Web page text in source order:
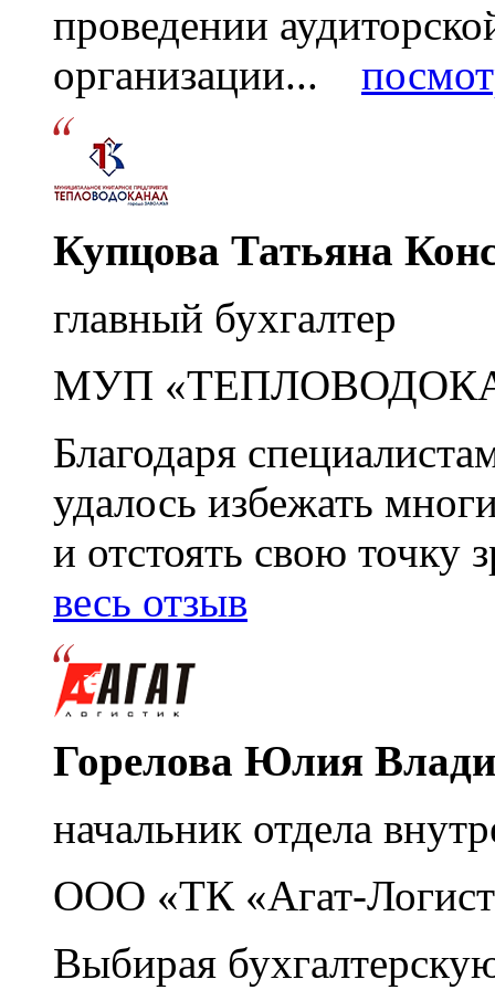
проведении
организации...
Купцова Татьяна
главный бухгалтер
МУП
Благодаря
удалось избежать
и отстоять свою
весь отзыв
Горелова Юлия
начальник отдела
ООО «ТК «Агат-
Выбирая